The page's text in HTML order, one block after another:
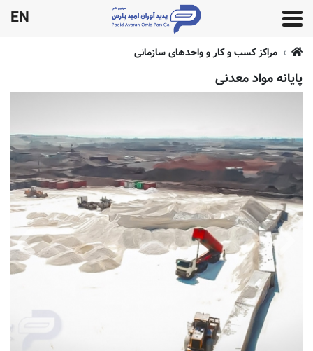
EN
مراکز کسب و کار و واحدهای سازمانی
پایانه مواد معدنی
معدنی
در
بندر
شهید
رجایی